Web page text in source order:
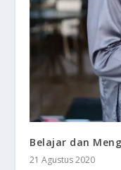
Belajar dan
21 Agustus 2020